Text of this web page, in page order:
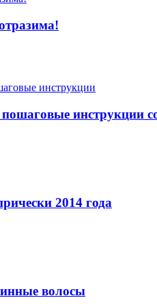
инструкции
2014 года
волосы